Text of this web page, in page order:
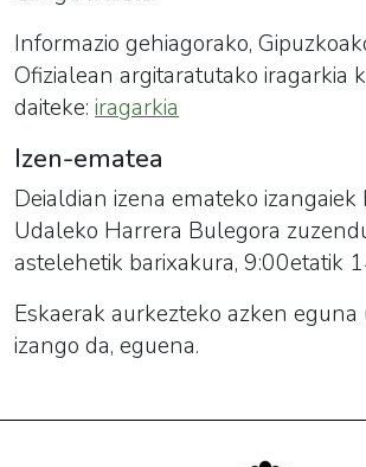
Informazio gehiagorako,
Ofizialean argitaratutako iragarkia
daiteke: iragarkia
Izen-ematea
Deialdian izena emateko izangaiek
Udaleko Harrera Bulegora
astelehetik barixakura, 9:00etatik
Eskaerak aurkezteko azken
izango da, eguena.